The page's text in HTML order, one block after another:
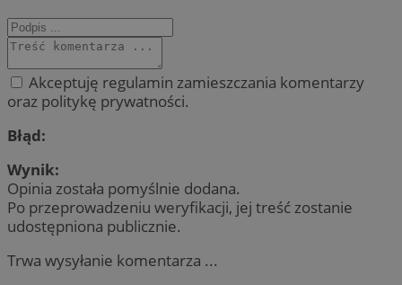
Akceptuję regulamin zamieszczania komentarzy
oraz politykę prywatności.
Błąd:
Wynik:
Opinia została pomyślnie dodana.
Po przeprowadzeniu weryfikacji, jej treść zostanie
udostępniona publicznie.
Trwa wysyłanie komentarza ...